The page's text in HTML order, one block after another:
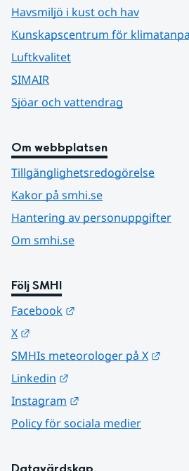
Havsmiljö i kust och hav
Kunskapscentrum för
Luftkvalitet
SIMAIR
Sjöar och vattendrag
Om webbplatsen
Tillgänglighetsredogörelse
Kakor på smhi.se
Hantering av personuppgifter
Om smhi.se
Följ SMHI
Facebook
X
SMHIs meteorologer på X
Linkedin
Instagram
Policy för sociala medier